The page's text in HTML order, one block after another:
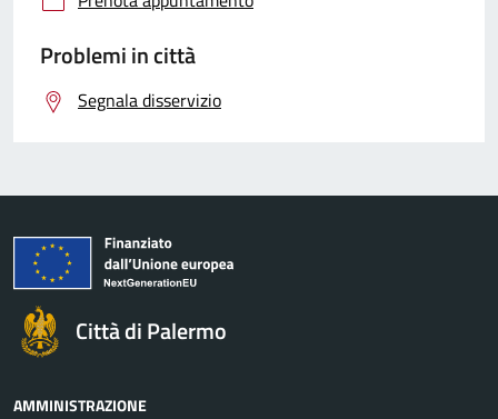
Problemi in città
Segnala disservizio
Città di Palermo
AMMINISTRAZIONE